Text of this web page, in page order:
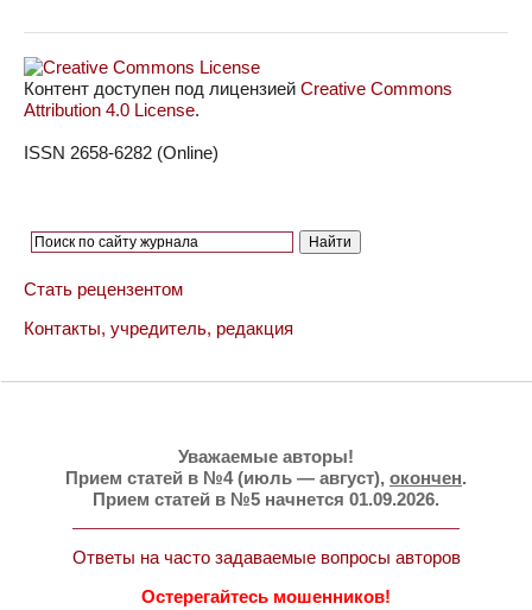
Контент доступен под лицензией Creative Commons
Attribution 4.0 License.
ISSN 2658-6282 (Online)
Стать рецензентом
Контакты, учредитель, редакция
Уважаемые авторы!
Прием статей в №4 (июль — август), окончен.
Прием статей в №5 начнется 01.09.2026.
Ответы на часто задаваемые вопросы авторов
Остерегайтесь мошенников!